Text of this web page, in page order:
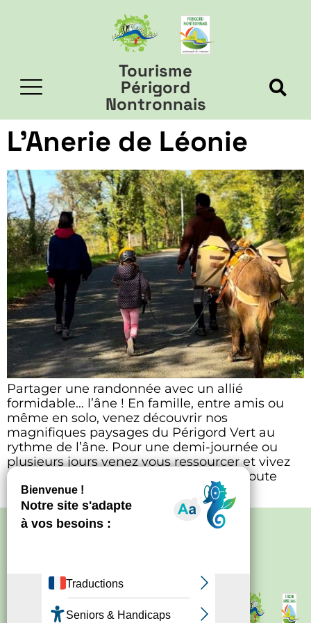
Tourisme
Périgord
Nontronnais
L’Anerie de Léonie
Partager une randonnée avec un allié
formidable… l’âne ! En famille, entre amis ou
même en solo, venez découvrir nos
magnifiques paysages du Périgord Vert au
rythme de l’âne. Pour une demi-journée ou
plusieurs jours venez vous ressourcer et vivez
l’aventure bien accompagné ! Ouvert toute
l’année de 9h à 18h.
Site créé par
Politique de confidentialité
Mentions
touristique de Nontron